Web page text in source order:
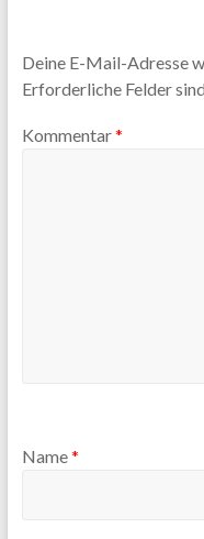
Deine E-Mail-Adresse
Erforderliche Felder
Kommentar*
Name*